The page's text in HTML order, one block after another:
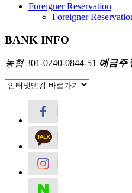
Foreigner Reservation
Foreigner
BANK INFO
농협301-0240-0844-51 예금주